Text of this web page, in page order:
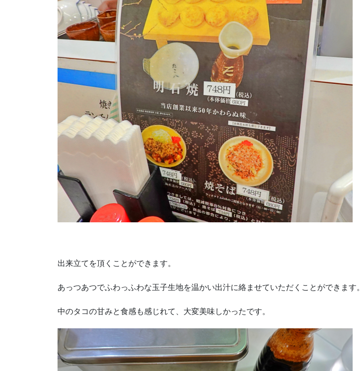
出来立てを頂くことができます。
あっつあつでふわっふわな玉子生地を温かい出汁に絡ませていただくことができます。
中のタコの甘みと食感も感じれて、大変美味しかったです。